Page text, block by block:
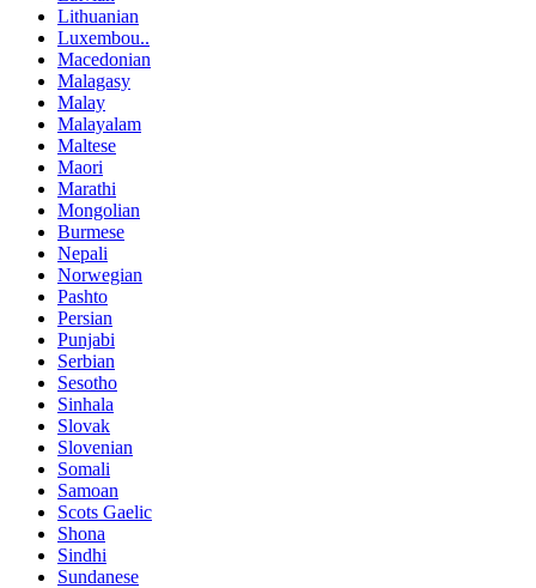
Lithuanian
Luxembou..
Macedonian
Malagasy
Malay
Malayalam
Maltese
Maori
Marathi
Mongolian
Burmese
Nepali
Norwegian
Pashto
Persian
Punjabi
Serbian
Sesotho
Sinhala
Slovak
Slovenian
Somali
Samoan
Scots Gaelic
Shona
Sindhi
Sundanese